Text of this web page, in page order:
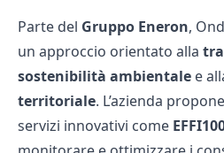
Parte del Gruppo Eneron,
un approccio orientato alla
sostenibilità ambientale e
territoriale. L’azienda propone
servizi innovativi come